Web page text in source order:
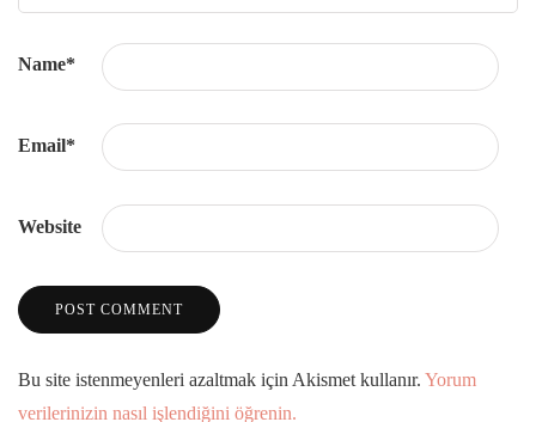
Name*
Email*
Website
Bu site istenmeyenleri azaltmak için Akismet kullanır. Yorum
verilerinizin nasıl işlendiğini öğrenin.